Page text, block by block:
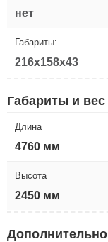
нет
Габариты:
216x158x43
Габариты и вес
Длина
4760 мм
Высота
2450 мм
Дополнительно